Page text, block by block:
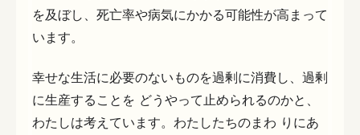
を及ぼし、死亡率や病気にかかる可能性が高まって
います。
幸せな生活に必要のないものを過剰に消費し、過剰
に生産することを どうやって止められるのかと、
わたしは考えています。わたしたちのまわ りにあ